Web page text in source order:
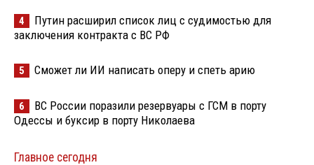
4
Путин расширил список лиц с судимостью для
заключения контракта с ВС РФ
5 Сможет ли ИИ написать оперу и спеть арию
6
ВС России поразили резервуары с ГСМ в порту
Одессы и буксир в порту Николаева
Главное сегодня